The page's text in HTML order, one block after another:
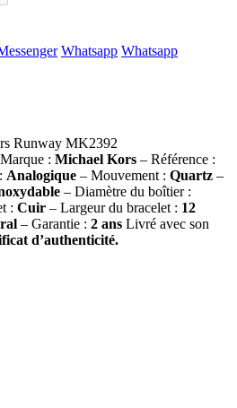
Whatsapp Whatsapp
Runway MK2392
: Michael Kors – Référence :
Analogique – Mouvement : Quartz –
– Diamètre du boîtier :
: Cuir – Largeur du bracelet : 12
– Garantie : 2 ans Livré avec son
d’authenticité.